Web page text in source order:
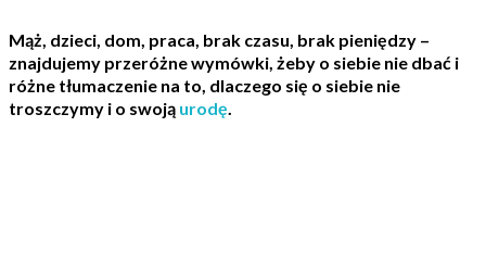
Mąż, dzieci, dom, praca, brak czasu, brak pieniędzy –
znajdujemy przeróżne wymówki, żeby o siebie nie dbać i
różne tłumaczenie na to, dlaczego się o siebie nie
troszczymy i o swoją urodę.